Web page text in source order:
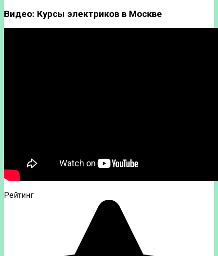
Видео: Курсы электриков в Москве
Рейтинг